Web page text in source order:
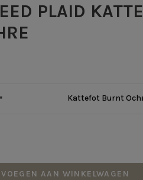
PLAID
* Kattefot Burnt
AAN WINKELWAGEN